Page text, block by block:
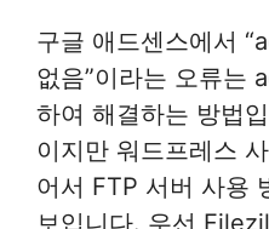
구글 애드센스에서
없음”이라는 오류는
하여 해결하는 방법
이지만 워드프레스
어서 FTP 서버 사용